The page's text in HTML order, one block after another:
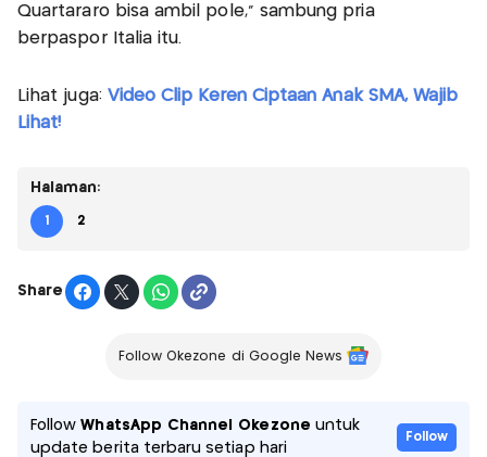
Quartararo bisa ambil pole,” sambung pria
berpaspor Italia itu.
Lihat juga: Video Clip Keren Ciptaan Anak SMA, Wajib
Lihat!
Halaman:
1 2
Share
Follow Okezone di Google News
FollowWhatsApp Channel Okezone untuk
update berita terbaru setiap hari
Follow